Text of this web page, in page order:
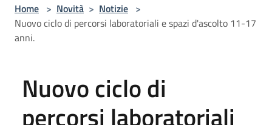
Home > Novità > Notizie >
Nuovo ciclo di percorsi laboratoriali e spazi d'ascolto 11-17
anni.
Nuovo ciclo di
percorsi laboratoriali